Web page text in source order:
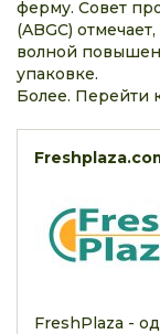
ферму. Совет
(ABGC)
волной
упаковке.
Более. Перейти
FreshPlaza -